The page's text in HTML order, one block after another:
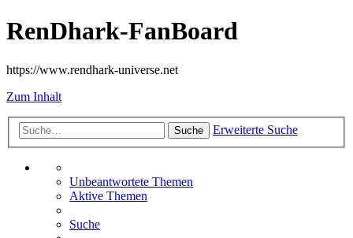
RenDhark-FanBoard
https://www.rendhark-universe.net
Zum Inhalt
Suche Erweiterte Suche
Unbeantwortete Themen
Aktive Themen
Suche